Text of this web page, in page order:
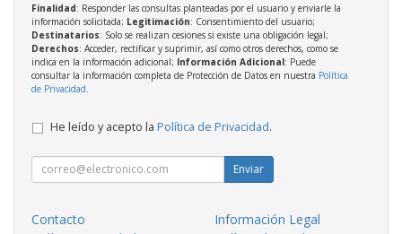
Finalidad: Responder las consultas planteadas por el usuario y enviarle la
información solicitada; Legitimación: Consentimiento del usuario;
Destinatarios: Solo se realizan cesiones si existe una obligación legal;
Derechos: Acceder, rectificar y suprimir, así como otros derechos, como se
indica en la información adicional; Información Adicional: Puede
consultar la información completa de Protección de Datos en nuestra Política
de Privacidad.
He leído y acepto la Política de Privacidad.
Enviar
Contacto
Información Legal